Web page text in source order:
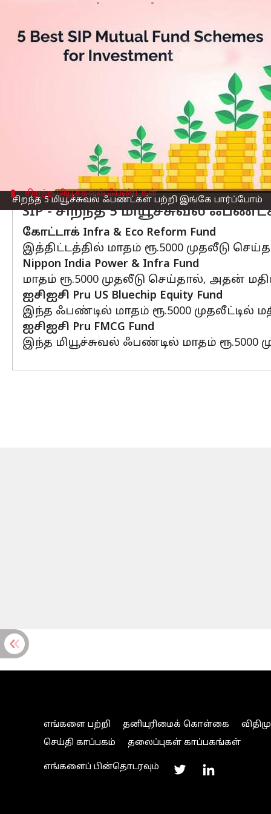
சிறந்த 5 மியூச்சுவல் ஃபண்ட்கள் பற்றி இங்கே பார்ப்போம்
செய்தி முன்னோட்டம்
முதலீடுகள் சரிவை
ஆனாலும், மியூச்சுவல் ஃபண்டில் சில
ஐசிஐசி Pru Infrastructure Fund
சிறந்த மியூச்சுவல் ஃபண்ட்கள்
SIP - சிறந்த 5 மியூச்சுவல்
கோட்டாக் Infra & Eco Reform Fund
இத்திட்டத்தில் மாதம் ரூ.5000 முதலீடு
Nippon India Power & Infra Fund
மாதம் ரூ.5000 முதலீடு செய்தால், அதன்
ஐசிஐசி Pru US Bluechip Equity Fund
இந்த ஃபண்டில் மாதம் ரூ.5000 முதலீட்டில்
ஐசிஐசி Pru FMCG Fund
இந்த மியூச்சுவல் ஃபண்டில் மாதம் ரூ.5000
எங்களை பற்றி தனியுரிமைக் கொள்கை
செய்தி காப்பகம்
தலைப்புகள் காப்பகங்கள்
எங்களைப் பின்தொடரவும்